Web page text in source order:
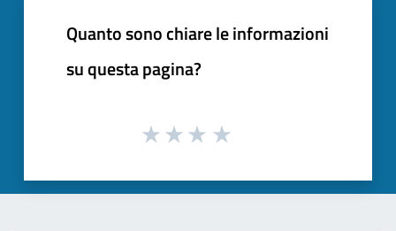
Quanto sono chiare le informazioni
su questa pagina?